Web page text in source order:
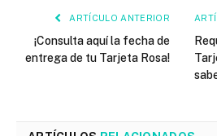
ARTÍCULO ANTERIOR
¡Consulta aquí la fecha de
entrega de tu Tarjeta Rosa!